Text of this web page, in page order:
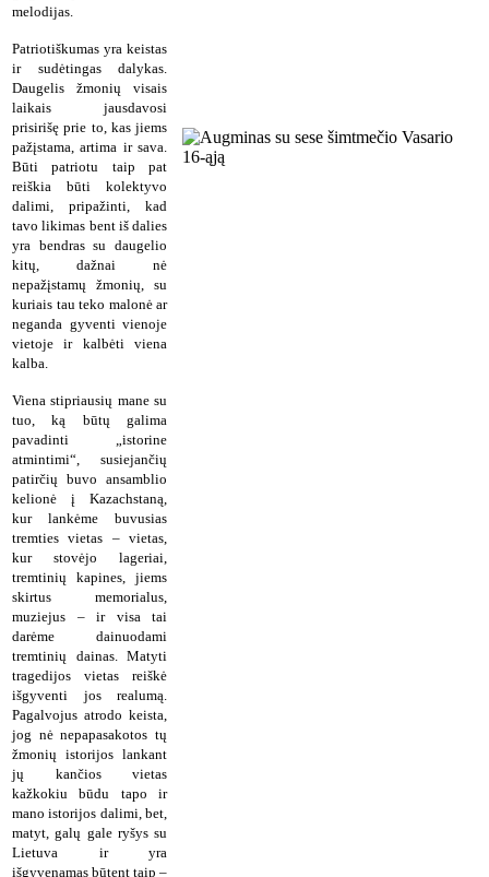
melodijas.
Patriotiškumas yra keistas
ir sudėtingas dalykas.
Daugelis žmonių visais
laikais jausdavosi
prisirišę prie to, kas jiems
pažįstama, artima ir sava.
Būti patriotu taip pat
reiškia būti kolektyvo
dalimi, pripažinti, kad
tavo likimas bent iš dalies
yra bendras su daugelio
kitų, dažnai nė
nepažįstamų žmonių, su
kuriais tau teko malonė ar
neganda gyventi vienoje
vietoje ir kalbėti viena
kalba.
Viena stipriausių mane su
tuo, ką būtų galima
pavadinti „istorine
atmintimi“, susiejančių
patirčių buvo ansamblio
kelionė į Kazachstaną,
kur lankėme buvusias
tremties vietas – vietas,
kur stovėjo lageriai,
tremtinių kapines, jiems
skirtus memorialus,
muziejus – ir visa tai
darėme dainuodami
tremtinių dainas. Matyti
tragedijos vietas reiškė
išgyventi jos realumą.
Pagalvojus atrodo keista,
jog nė nepapasakotos tų
žmonių istorijos lankant
jų kančios vietas
kažkokiu būdu tapo ir
mano istorijos dalimi, bet,
matyt, galų gale ryšys su
Lietuva ir yra
išgyvenamas būtent taip –